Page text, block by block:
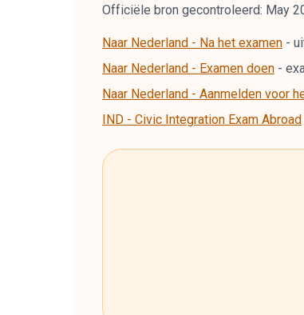
Officiële bron gecontroleerd: May
Naar Nederland - Na het examen -
Naar Nederland - Examen doen -
Naar Nederland - Aanmelden voor
IND - Civic Integration Exam Abroad